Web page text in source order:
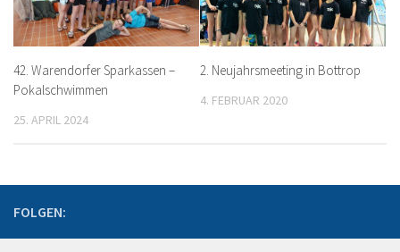
42. Warendorfer Sparkassen –
Pokalschwimmen
25. APRIL 2024
2. Neujahrsmeeting in Bottrop
4. FEBRUAR 2020
FOLGEN: